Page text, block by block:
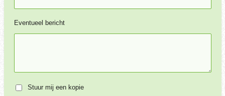
Eventueel bericht
Stuur mij een kopie